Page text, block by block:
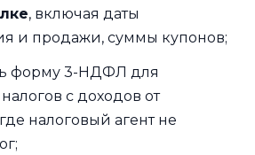
, включая даты
и продажи, суммы купонов;
форму 3-НДФЛ для
с доходов от
налоговый агент не